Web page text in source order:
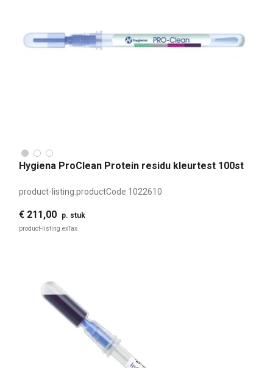
Hygiena ProClean Protein residu kleurtest 100st
product-listing.productCode 1022610
€ 211,00 p. stuk
product-listing.exTax